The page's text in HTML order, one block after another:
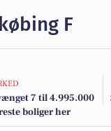
F
7 til 4.995.000
boliger her